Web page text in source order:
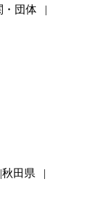
・団体
秋田県